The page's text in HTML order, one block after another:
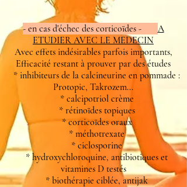
- en cas d'échec des corticoïdes - A
ETUDIER AVEC LE MEDECIN
Avec effets indésirables parfois importants,
Efficacité restant à prouver par des études
* inhibiteurs de la calcineurine en pommade :
Protopic, Takrozem...
* calcipotriol crème
* rétinoïdes topiques
* corticoïdes oraux
* méthotrexate
* ciclosporine
* hydroxychloroquine, antibiotiques et
vitamines D testés
* biothérapie ciblée, antijak